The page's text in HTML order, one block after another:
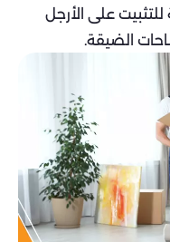
على الأرجل
الضيقة.